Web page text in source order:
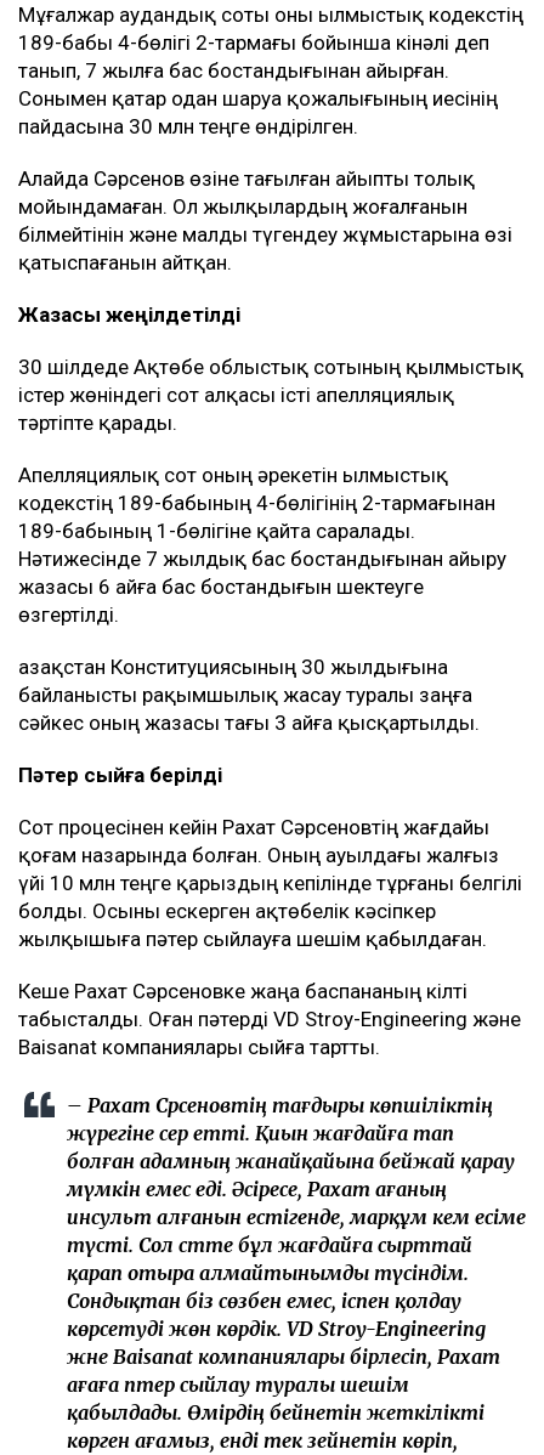
Мұғалжар аудандық соты оны Қылмыстық кодекстің
189-бабы 4-бөлігі 2-тармағы бойынша кінәлі деп
танып, 7 жылға бас бостандығынан айырған.
Сонымен қатар одан шаруа қожалығының иесінің
пайдасына 30 млн теңге өндірілген.
Алайда Сәрсенов өзіне тағылған айыпты толық
мойындамаған. Ол жылқылардың жоғалғанын
білмейтінін және малды түгендеу жұмыстарына өзі
қатыспағанын айтқан.
Жазасы жеңілдетілді
30 шілдеде Ақтөбе облыстық сотының қылмыстық
істер жөніндегі сот алқасы істі апелляциялық
тәртіпте қарады.
Апелляциялық сот оның әрекетін Қылмыстық
кодекстің 189-бабының 4-бөлігінің 2-тармағынан
189-бабының 1-бөлігіне қайта саралады.
Нәтижесінде 7 жылдық бас бостандығынан айыру
жазасы 6 айға бас бостандығын шектеуге
өзгертілді.
Қазақстан Конституциясының 30 жылдығына
байланысты рақымшылық жасау туралы заңға
сәйкес оның жазасы тағы 3 айға қысқартылды.
Пәтер сыйға берілді
Сот процесінен кейін Рахат Сәрсеновтің жағдайы
қоғам назарында болған. Оның ауылдағы жалғыз
үйі 10 млн теңге қарыздың кепілінде тұрғаны белгілі
болды. Осыны ескерген ақтөбелік кәсіпкер
жылқышыға пәтер сыйлауға шешім қабылдаған.
Кеше Рахат Сәрсеновке жаңа баспананың кілті
табысталды. Оған пәтерді VD Stroy-Engineering және
Baisanat компаниялары сыйға тартты.
– Рахат Сәрсеновтің тағдыры көпшіліктің
жүрегіне әсер етті. Қиын жағдайға тап
болған адамның жанайқайына бейжай қарау
мүмкін емес еді. Әсіресе, Рахат ағаның
инсульт алғанын естігенде, марқұм әкем есіме
түсті. Сол сәтте бұл жағдайға сырттай
қарап отыра алмайтынымды түсіндім.
Сондықтан біз сөзбен емес, іспен қолдау
көрсетуді жөн көрдік. VD Stroy-Engineering
және Baisanat компаниялары бірлесіп, Рахат
ағаға пәтер сыйлау туралы шешім
қабылдады. Өмірдің бейнетін жеткілікті
көрген ағамыз, енді тек зейнетін көріп,